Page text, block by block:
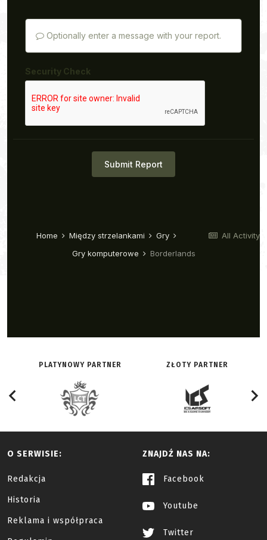
PLATYNOWY PARTNER ZŁOTY PARTNER
O SERWISIE:
Redakcja
Historia
Reklama i współpraca
ZNAJDŹ NAS NA:
Facebook
Youtube
Twitter